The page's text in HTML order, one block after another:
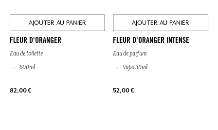
AJOUTER AU PANIER
FLEUR D'ORANGER
Eau de toilette
600ml
82,00 €
AJOUTER AU PANIER
FLEUR D'ORANGER INTENSE
Eau de parfum
Vapo 50ml
52,00 €